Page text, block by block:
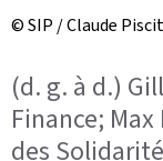
© SIP / Claude
(d. g. à d.)
Finance;
des